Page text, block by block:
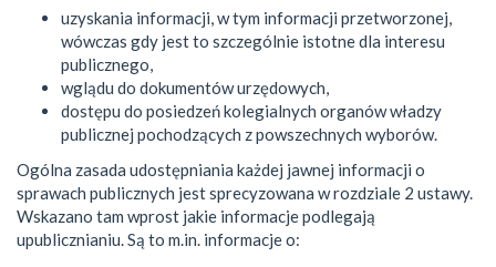
uzyskania informacji, w tym informacji przetworzonej,
wówczas gdy jest to szczególnie istotne dla interesu
publicznego,
wglądu do dokumentów urzędowych,
dostępu do posiedzeń kolegialnych organów władzy
publicznej pochodzących z powszechnych wyborów.
Ogólna zasada udostępniania każdej jawnej informacji o
sprawach publicznych jest sprecyzowana w rozdziale 2 ustawy.
Wskazano tam wprost jakie informacje podlegają
upublicznianiu. Są to m.in. informacje o: